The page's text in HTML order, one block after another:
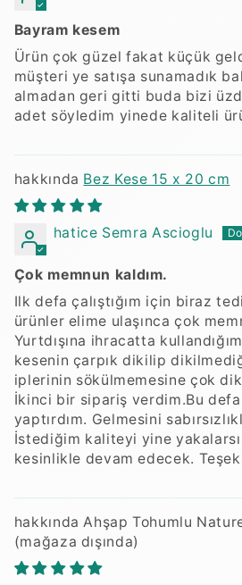
Bayram kesem
Ürün çok güzel fakat küçük
müşteri ye satışa sunamadık
almadan geri gitti buda bizi
adet söyledim yinede kaliteli
Bez Kese 15 x 20 cm
hatice Semra Ascioglu
Çok memnun kaldım.
Ilk defa çalıştığım için biraz
ürünler elime ulaşınca çok
Yurtdışına ihracatta
kesenin çarpık dikilip
iplerinin sökülmemesine çok
İkinci bir sipariş verdim.Bu defa
yaptırdım. Gelmesini
İstediğim kaliteyi yine
kesinlikle devam edecek.
Ahşap Tohumlu